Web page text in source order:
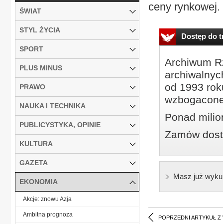
ceny
Dostęp do
Archiwum
od 1993
Ponad
Zamów
Masz już
POPRZEDNI ARTYKUŁ Z
ŚWIAT
STYL ŻYCIA
SPORT
PLUS MINUS
PRAWO
NAUKA I TECHNIKA
PUBLICYSTYKA, OPINIE
KULTURA
GAZETA
EKONOMIA
Akcje: znowu Azja
Ambitna prognoza